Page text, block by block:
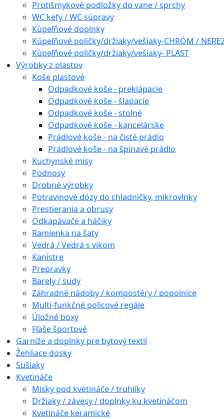
Protišmykové podložky do vane / sprchy
WC kefy / WC súpravy
Kúpeľňové doplnky
Kúpeľňové poličky/držiaky/vešiaky-CHRÓM /
Kúpeľňové poličky/držiaky/vešiaky- PLAST
Výrobky z plastov
Koše plastové
Odpadkové koše - preklápacie
Odpadkové koše - šlapacie
Odpadkové koše - stolné
Odpadkové koše - kancelárske
Prádlové koše - na čisté prádlo
Prádlové koše - na špinavé prádlo
Kuchynské misy
Podnosy
Drobné výrobky
Potravinové dózy do chladničky, mikrovlnky
Prestierania a obrusy
Odkapávače a háčiky
Ramienka na šaty
Vedrá / Vedrá s vikom
Kanistre
Prepravky
Barely / sudy
Záhradné nádoby / kompostéry / popolnice
Multi-funkčné policové regále
Úložné boxy
Fľaše športové
Garniže a doplnky pre bytový textil
Žehliace dosky
Sušiaky
Kvetináče
Misky pod kvetináče / truhlíky
Držiaky / závesy / doplnky ku kvetináčom
Kvetináče keramické